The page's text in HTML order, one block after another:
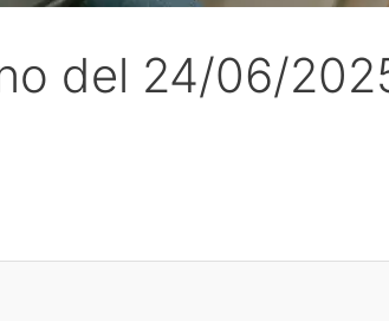
del 24/06/